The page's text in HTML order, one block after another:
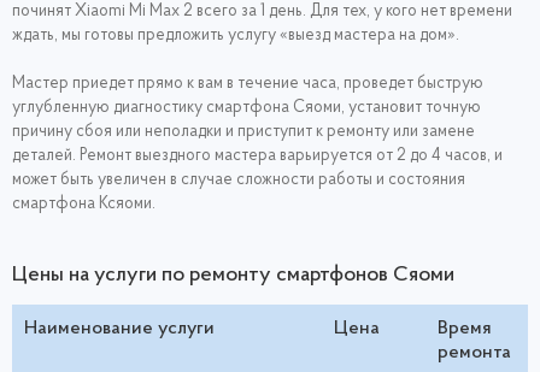
починят Xiaomi Mi Max 2 всего за 1 день. Для тех, у кого нет времени
ждать, мы готовы предложить услугу «выезд мастера на дом».
Мастер приедет прямо к вам в течение часа, проведет быструю
углубленную диагностику смартфона Сяоми, установит точную
причину сбоя или неполадки и приступит к ремонту или замене
деталей. Ремонт выездного мастера варьируется от 2 до 4 часов, и
может быть увеличен в случае сложности работы и состояния
смартфона Ксяоми.
Цены на услуги по ремонту смартфонов Сяоми
Наименование услуги Цена
Время
ремонта